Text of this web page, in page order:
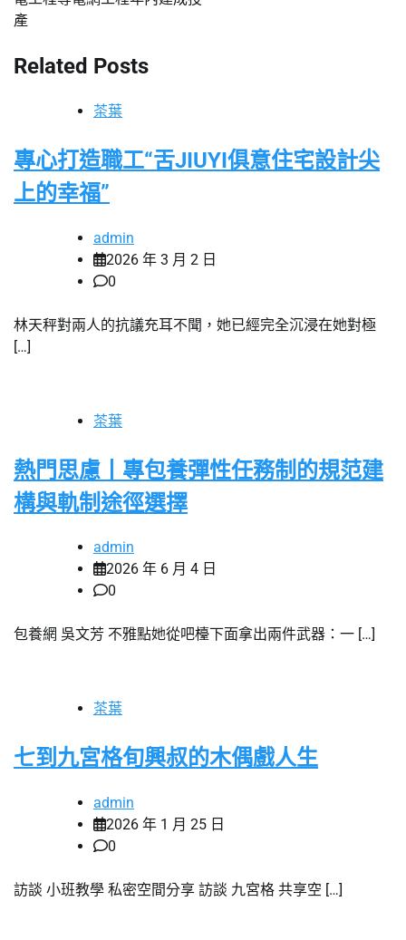
產
Related Posts
茶葉
專心打造職工“舌JIUYI俱意住宅設計尖
上的幸福”
admin
2026 年 3 月 2 日
0
林天秤對兩人的抗議充耳不聞，她已經完全沉浸在她對極
[…]
茶葉
熱門思慮丨專包養彈性任務制的規范建
構與軌制途徑選擇
admin
2026 年 6 月 4 日
0
包養網 吳文芳 不雅點她從吧檯下面拿出兩件武器：一 […]
茶葉
七到九宮格旬興叔的木偶戲人生
admin
2026 年 1 月 25 日
0
訪談 小班教學 私密空間分享 訪談 九宮格 共享空 […]